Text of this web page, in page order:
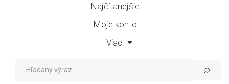
Najčítanejšie
Moje konto
Viac